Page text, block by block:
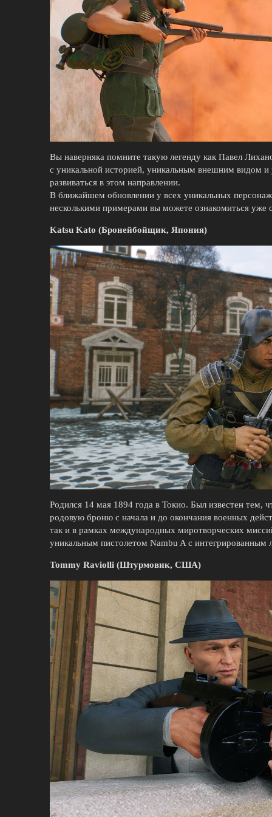
Вы наверняка помните такую легенду как Павел
с уникальной историей, уникальным внешним видом
развиваться в этом направлении.
В ближайшем обновлении у всех уникальных
несколькими примерами вы можете ознакомиться уже
Katsu Kato (Бронейбойщик, Япония)
Родился 14 мая 1894 года в Токио. Был известен
родовую броню с начала и до окончания военных
так и в рамках международных миротворческих
уникальным пистолетом Nambu A с интегрированным
Tommy Raviolli (Штурмовик, США)